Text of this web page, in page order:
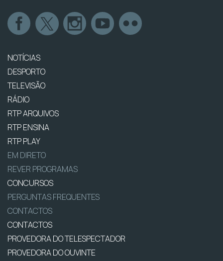
NOTÍCIAS
DESPORTO
TELEVISÃO
RÁDIO
RTP ARQUIVOS
RTP ENSINA
RTP PLAY
EM DIRETO
REVER PROGRAMAS
CONCURSOS
PERGUNTAS FREQUENTES
CONTACTOS
CONTACTOS
PROVEDORA DO TELESPECTADOR
PROVEDORA DO OUVINTE